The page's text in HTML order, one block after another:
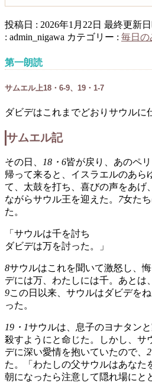
投稿日 : 2026年1月22日 最終更新日
: admin_nigawa カテゴリー : 毎日の
第一朗読
サムエル上18・6-9、19・1-7
ダビデはこれまでどおりサウルに
サムエル記
その日、 18・6皆が戻り、あのペ
帰って来ると、イスラエルのあら
て、太鼓を打ち、喜びの声をあげ
ながらサウル王を迎えた。 7女た
た。
「サウルは千を討ち
ダビデは万を討った。」
8サウルはこれを聞いて激怒し、
デには万、わたしには千。あとは
9この日以来、サウルはダビデを
った。
19・1サウルは、息子のヨナタン
殺すようにと命じた。しかし、サ
デに深い愛情を抱いていたので、 2
た。「わたしの父サウルはあなた
朝になったら注意して隠れ場にと